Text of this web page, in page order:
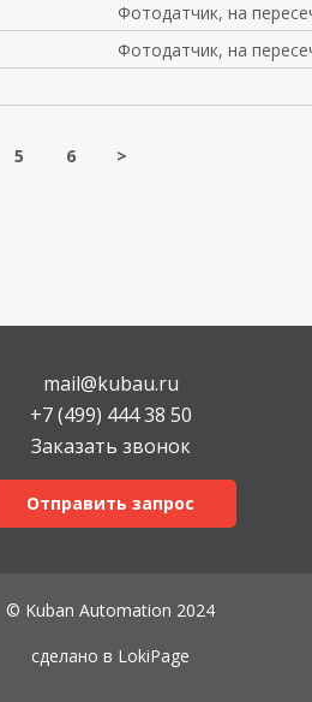
Фотодатчик, на
Фотодатчик, на
5 6 >
mail@kubau.ru
+7 (499) 444 38 50
Заказать звонок
Отправить запрос
© Kuban Automation 2024
сделано в LokiPage